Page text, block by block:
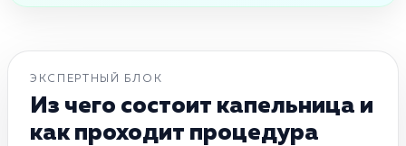
ЭКСПЕРТНЫЙ БЛОК
Из чего состоит капельница и
как проходит процедура